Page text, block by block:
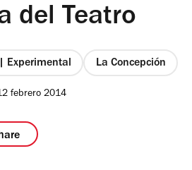
del Teatro
Experimental La Concepción
febrero 2014